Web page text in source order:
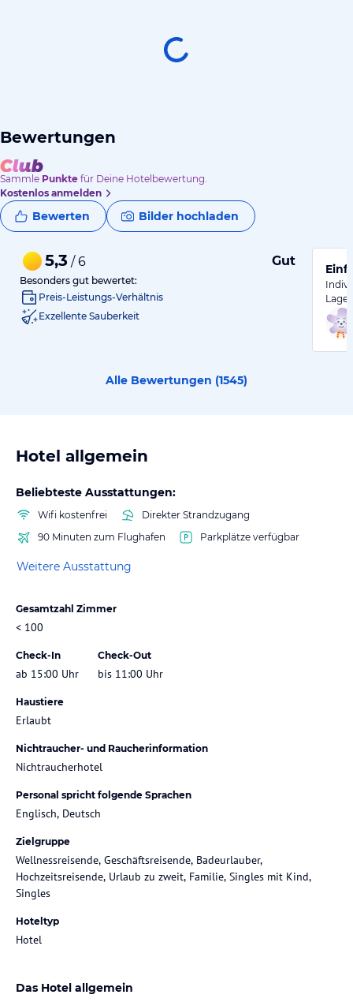
Bewertungen
Sammle Punkte für Deine Hotelbewertung.
Kostenlos anmelden
Bewerten Bilder hochladen
5,3 / 6 Gut
Besonders gut bewertet:
Preis-Leistungs-Verhältnis
Exzellente Sauberkeit
Lage
Alle Bewertungen (1545)
Hotel allgemein
Beliebteste Ausstattungen:
Wifi kostenfrei
Direkter Strandzugang
90 Minuten zum Flughafen
Parkplätze verfügbar
Weitere Ausstattung
Gesamtzahl Zimmer
< 100
Check-In
ab 15:00 Uhr
Check-Out
bis 11:00 Uhr
Haustiere
Erlaubt
Nichtraucher- und Raucherinformation
Nichtraucherhotel
Personal spricht folgende Sprachen
Englisch, Deutsch
Zielgruppe
Wellnessreisende, Geschäftsreisende, Badeurlauber,
Hochzeitsreisende, Urlaub zu zweit, Familie, Singles mit Kind,
Singles
Hoteltyp
Hotel
Das Hotel allgemein